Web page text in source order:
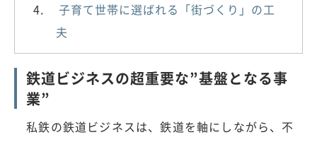
子育て世帯に選ばれる「街づくり」の工
夫
鉄道ビジネスの超重要な”基盤となる事
業”
私鉄の鉄道ビジネスは、鉄道を軸にしながら、不